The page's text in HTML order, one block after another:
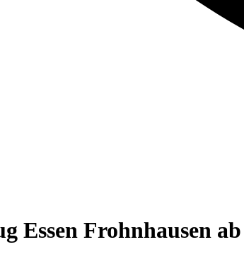
Essen Frohnhausen